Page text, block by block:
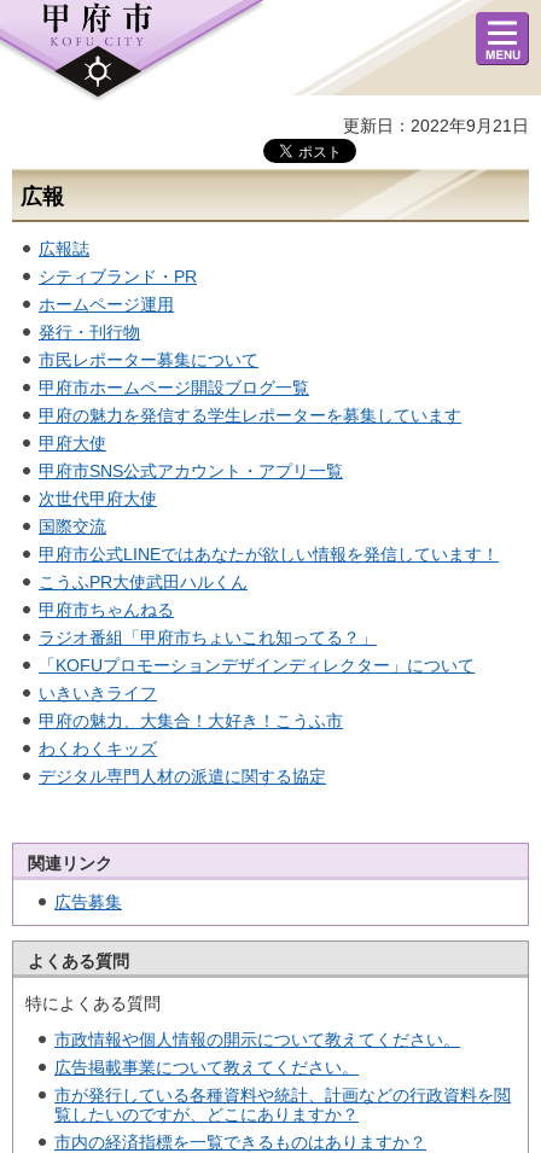
メニュ
ー
更新日：2022年9月21日
広報
広報誌
シティブランド・PR
ホームページ運用
発行・刊行物
市民レポーター募集について
甲府市ホームページ開設ブログ一覧
甲府の魅力を発信する学生レポーターを募集しています
甲府大使
甲府市SNS公式アカウント・アプリ一覧
次世代甲府大使
国際交流
甲府市公式LINEではあなたが欲しい情報を発信しています！
こうふPR大使武田ハルくん
甲府市ちゃんねる
ラジオ番組「甲府市ちょいこれ知ってる？」
「KOFUプロモーションデザインディレクター」について
いきいきライフ
甲府の魅力、大集合！大好き！こうふ市
わくわくキッズ
デジタル専門人材の派遣に関する協定
関連リンク
広告募集
よくある質問
特によくある質問
市政情報や個人情報の開示について教えてください。
広告掲載事業について教えてください。
市が発行している各種資料や統計、計画などの行政資料を閲
覧したいのですが、どこにありますか？
市内の経済指標を一覧できるものはありますか？